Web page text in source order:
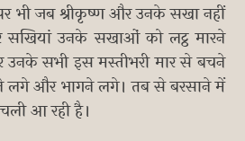
भी जब श्रीकृष्ण और उनके सखा नहीं
सखियां उनके सखाओं को लट्ठ मारने
सभी इस मस्तीभरी मार से बचने
लगे और भागने लगे। तब से बरसाने में
चली आ रही है।